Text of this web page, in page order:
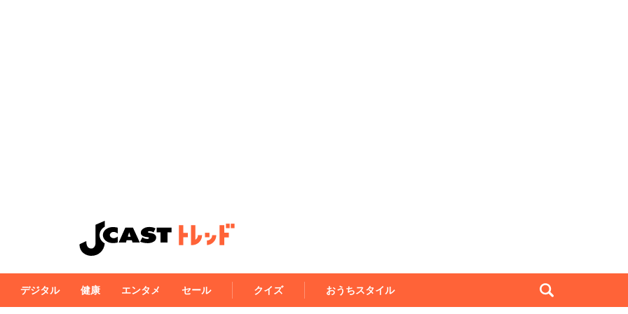
デジタル 健康 エンタメ セール クイズ おうちスタイル